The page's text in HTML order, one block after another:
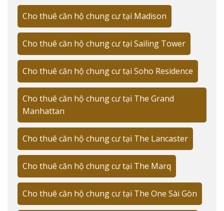
Phân khúc giá thuê từ phổ thông đến cao
cấp 💰
PHÂN
KHÚC
DIỆN
TÍCH GIÁ THUÊ NỘI
THẤT
ĐỐI TƯỢNG
THUÊ
Phổ
thông
45-65m²
25tr/tháng
bản
Người đi làm
Trung
cấp
70-
100m²
25-
40tr/tháng
Đầy
đủ
Gia đình trẻ
Cao cấp
100-
200m²
111tr/tháng
cấp
Chuyên gia
Ưu điểm:
Vị trí trung tâm
Tiện ích đẳng cấp
An ninh 24/7
Cho thuê căn hộ chung cư tại Madison
Cho thuê căn hộ chung cư tại Sailing Tower
Cho thuê căn hộ chung cư tại Soho Residence
Cho thuê căn hộ chung cư tại The Grand
Manhattan
Cho thuê căn hộ chung cư tại The Lancaster
Cho thuê căn hộ chung cư tại The Marq
Cho thuê căn hộ chung cư tại The One Sài Gòn